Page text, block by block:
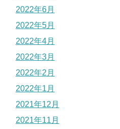
2022年6月
2022年5月
2022年4月
2022年3月
2022年2月
2022年1月
2021年12月
2021年11月